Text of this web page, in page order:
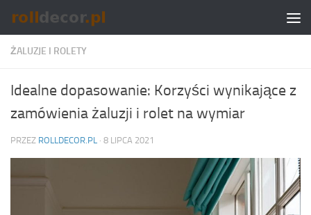
Skip to content
ŻALUZJE I ROLETY
Idealne dopasowanie: Korzyści wynikające z
zamówienia żaluzji i rolet na wymiar
PRZEZ ROLLDECOR.PL · 8 LIPCA 2021